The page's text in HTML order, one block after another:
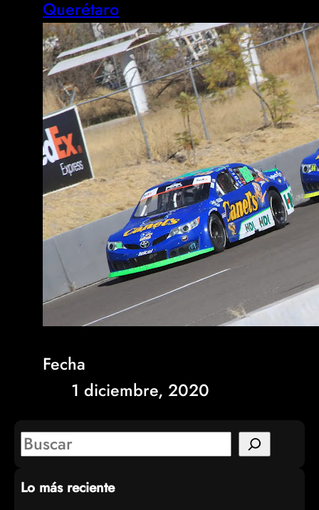
Querétaro
Fecha
1 diciembre, 2020
S
a
Lo más reciente